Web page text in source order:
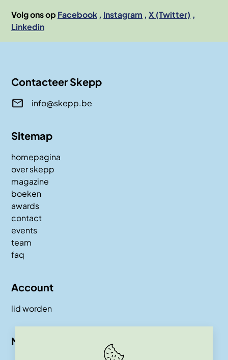
Volg ons op Facebook Instagram
X (Twitter)
Linkedin
Contacteer Skepp
info@skepp.be
Sitemap
homepagina
over skepp
magazine
boeken
awards
contact
events
team
faq
Account
lid worden
Nieuwsbrief